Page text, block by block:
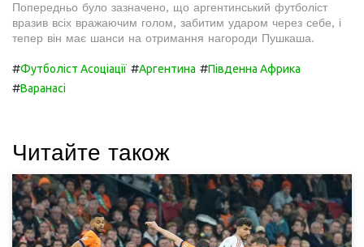
Попередньо було зазначено, що аргентинський футболіст
вразив всіх вражаючим голом, забитим ударом через себе, і
тепер він має шанси на отримання нагороди Пушкаша.
#Футболіст Асоціації #Аргентина #Південна Африка
#Варанасі
Читайте також